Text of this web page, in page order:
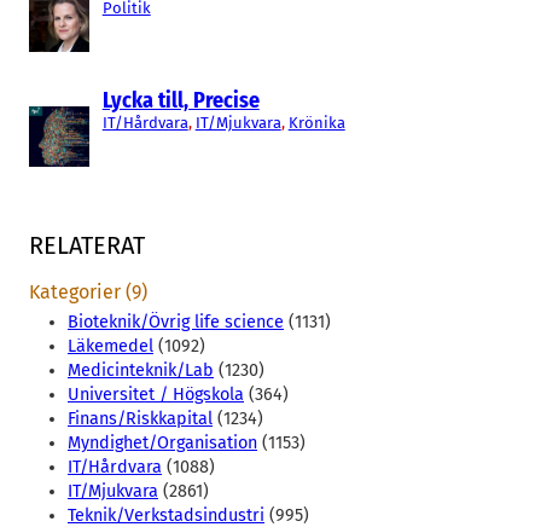
Politik
Lycka till, Precise
IT/Hårdvara, IT/Mjukvara, Krönika
RELATERAT
Kategorier (9)
Bioteknik/Övrig life science (1131)
Läkemedel (1092)
Medicinteknik/Lab (1230)
Universitet / Högskola (364)
Finans/Riskkapital (1234)
Myndighet/Organisation (1153)
IT/Hårdvara (1088)
IT/Mjukvara (2861)
Teknik/Verkstadsindustri (995)